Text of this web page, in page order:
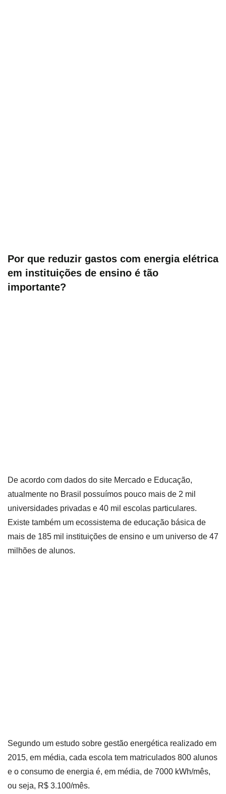
Por que reduzir gastos com energia elétrica
em instituições de ensino é tão
importante?
De acordo com dados do site Mercado e Educação,
atualmente no Brasil possuímos pouco mais de 2 mil
universidades privadas e 40 mil escolas particulares.
Existe também um ecossistema de educação básica de
mais de 185 mil instituições de ensino e um universo de 47
milhões de alunos.
Segundo um estudo sobre gestão energética realizado em
2015, em média, cada escola tem matriculados 800 alunos
e o consumo de energia é, em média, de 7000 kWh/mês,
ou seja, R$ 3.100/mês.